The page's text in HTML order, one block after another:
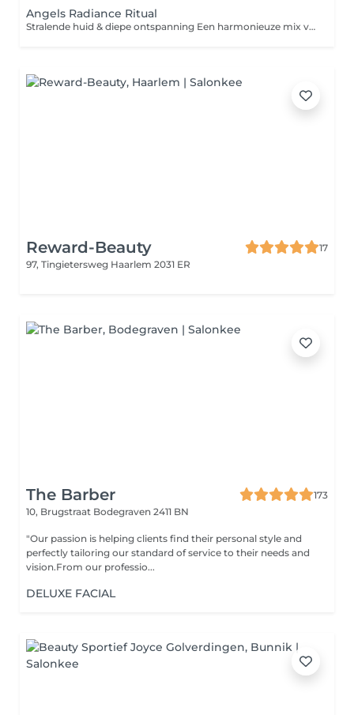
Angels Radiance Ritual
Stralende huid & diepe ontspanning Een harmonieuze mix van huidverbetering en lichaamswerk. Dit ritueel brengt je terug in balans en geeft de huid een gezonde, natuurlijke glow. Wat je kunt verwachten Intake & intuïtieve samenstelling Combinatie van twee behandelingen: Gezicht + massage Gezicht + hotstone Gezicht + energetische ontspanning Massage + energetische ontspanning Uitgebreide gezichtsverzorging Lichte huidverbetering (onzuiverheden, littekentjes, glow) Lichttherapie La Fontaine (lichte inzet) Optioneel: sauna deken Voor wie Voor wie ontspanning wil combineren met zichtbare huidverbetering en meer energetische balans. Resultaat Een stralendere huid, diepe rust en hernieuwde energie. Ook als abonnement Kies voor een abonnement en bespaar tot €71 per maand bij 2× per maand. Ideaal voor zichtbare huidverbetering en balans.
Reward-Beauty
17
97, Tingietersweg Haarlem 2031 ER
The Barber
173
10, Brugstraat Bodegraven 2411 BN
"Our passion is helping clients find their personal style and
perfectly tailoring our standard of service to their needs and
vision.From our professio...
DELUXE FACIAL